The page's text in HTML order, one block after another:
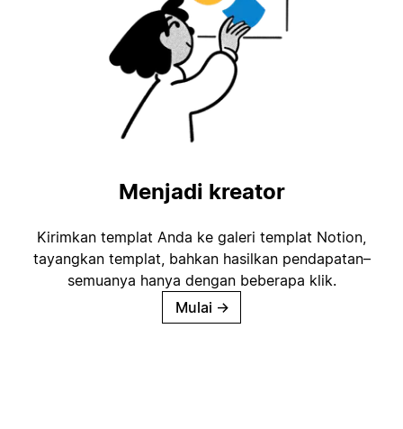
Menjadi kreator
Kirimkan templat Anda ke galeri templat Notion,
tayangkan templat, bahkan hasilkan pendapatan–
semuanya hanya dengan beberapa klik.
Mulai →